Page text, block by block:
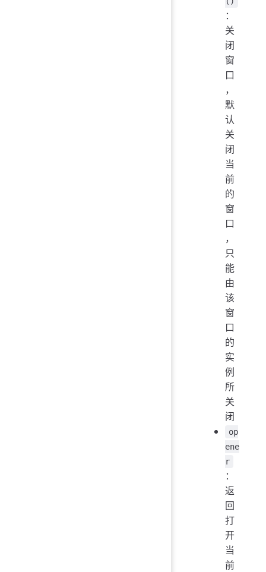
：
关
闭
窗
口
，
默
认
关
闭
当
前
的
窗
口
，
只
能
由
该
窗
口
的
实
例
所
关
闭
op
ene
r
：
返
回
打
开
当
前